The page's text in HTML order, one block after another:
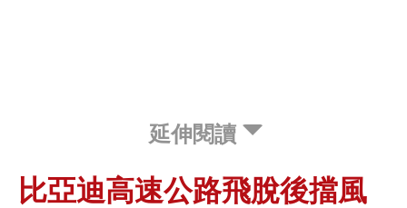
延伸閱讀
比亞迪高速公路飛脫後擋風